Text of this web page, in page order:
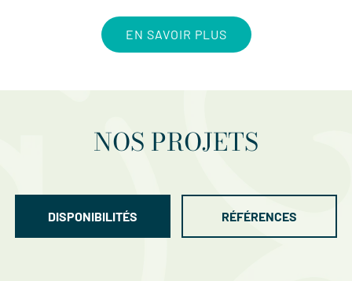
EN SAVOIR PLUS
NOS PROJETS
DISPONIBILITÉS RÉFÉRENCES